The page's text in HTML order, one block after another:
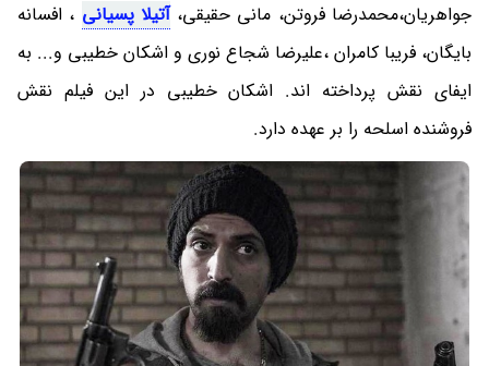
جواهریان،محمدرضا فروتن، مانی حقیقی،آتیلا پسیانی ، افسانه
بایگان، فریبا کامران ،علیرضا شجاع نوری و اشکان خطیبی و... به
ایفای نقش پرداخته اند. اشکان خطیبی در این فیلم نقش
فروشنده اسلحه را بر عهده دارد.